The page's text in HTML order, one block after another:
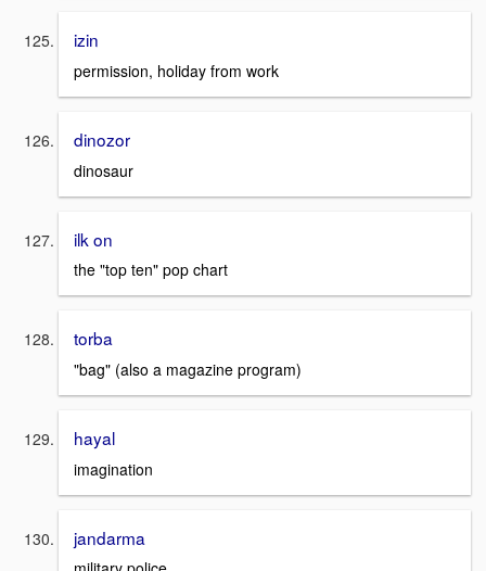
izin
permission, holiday from work
dinozor
dinosaur
ilk on
the "top ten" pop chart
torba
"bag" (also a magazine program)
hayal
imagination
jandarma